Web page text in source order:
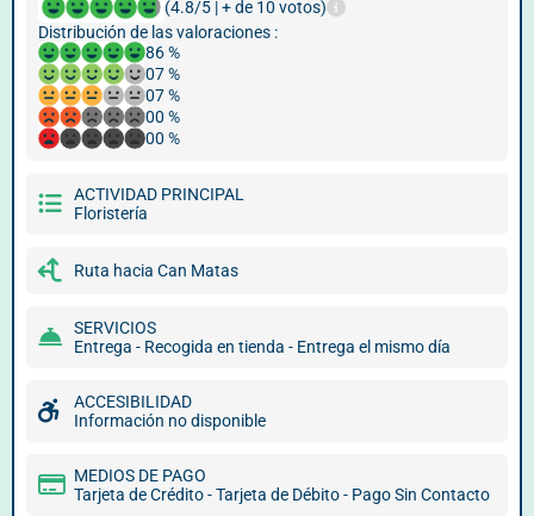
(4.8/5 | + de 10 votos)
Distribución de las valoraciones :
86 %
07 %
07 %
00 %
00 %
ACTIVIDAD PRINCIPAL
Floristería
Ruta hacia Can Matas
SERVICIOS
Entrega - Recogida en tienda - Entrega el mismo día
ACCESIBILIDAD
Información no disponible
MEDIOS DE PAGO
Tarjeta de Crédito - Tarjeta de Débito - Pago Sin Contacto